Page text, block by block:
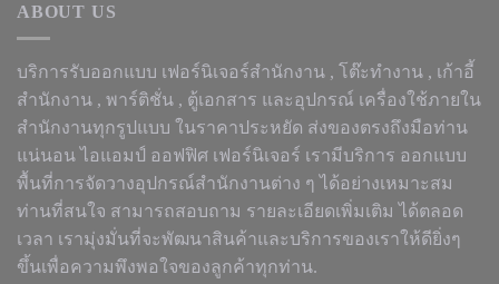
ABOUT US
บริการรับออกแบบ เฟอร์นิเจอร์สำนักงาน , โต๊ะทำงาน , เก้าอี้
สำนักงาน , พาร์ติชั่น , ตู้เอกสาร และอุปกรณ์ เครื่องใช้ภายใน
สำนักงานทุกรูปแบบ ในราคาประหยัด ส่งของตรงถึงมือท่าน
แน่นอน ไอแอมป์ ออฟฟิศ เฟอร์นิเจอร์ เรามีบริการ ออกแบบ
พื้นที่การจัดวางอุปกรณ์สำนักงานต่าง ๆ ได้อย่างเหมาะสม
ท่านที่สนใจ สามารถสอบถาม รายละเอียดเพิ่มเติม ได้ตลอด
เวลา เรามุ่งมั่นที่จะพัฒนาสินค้าและบริการของเราให้ดียิ่งๆ
ขึ้นเพื่อความพึงพอใจของลูกค้าทุกท่าน.